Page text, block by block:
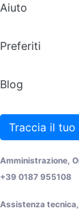
Aiuto
Preferiti
Blog
Traccia il tuo
Amministrazione,
+39 0187 955108
Assistenza